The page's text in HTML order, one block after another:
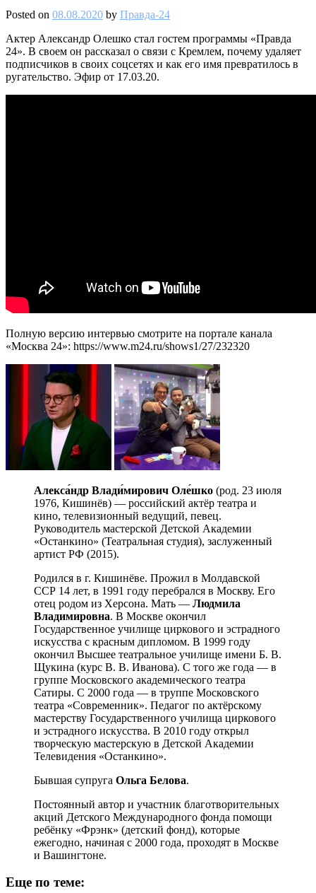
Posted on 08.08.2020 by Правда-24
Актер Александр Олешко стал гостем программы «Правда
24». В своем он рассказал о связи с Кремлем, почему удаляет
подписчиков в своих соцсетях и как его имя превратилось в
ругательство. Эфир от 17.03.20.
Полную версию интервью смотрите на портале канала
«Москва 24»: https://www.m24.ru/shows1/27/232320
Алекса́ндр Влади́мирович Оле́шко (род. 23 июля
1976, Кишинёв) — российский актёр театра и
кино, телевизионный ведущий, певец.
Руководитель мастерской Детской Академии
«Останкино» (Театральная студия), заслуженный
артист РФ (2015).
Родился в г. Кишинёве. Прожил в Молдавской
ССР 14 лет, в 1991 году перебрался в Москву. Его
отец родом из Херсона. Мать — Людмила
Владимировна. В Москве окончил
Государственное училище циркового и эстрадного
искусства с красным дипломом. В 1999 году
окончил Высшее театральное училище имени Б. В.
Щукина (курс В. В. Иванова). С того же года — в
группе Московского академического театра
Сатиры. С 2000 года — в труппе Московского
театра «Современник». Педагог по актёрскому
мастерству Государственного училища циркового
и эстрадного искусства. В 2010 году открыл
творческую мастерскую в Детской Академии
Телевидения «Останкино».
Бывшая супруга Ольга Белова.
Постоянный автор и участник благотворительных
акций Детского Международного фонда помощи
ребёнку «Фрэнк» (детский фонд), которые
ежегодно, начиная с 2000 года, проходят в Москве
и Вашингтоне.
Еще по теме: